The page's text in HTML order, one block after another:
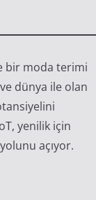
bir moda terimi
dünya ile olan
yenilik için
açıyor.